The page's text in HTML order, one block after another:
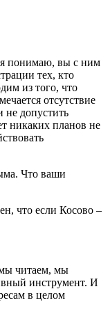
я понимаю, вы с ним
тех, кто
из того, что
отсутствие
допустить
никаких планов не
Что ваши
что если Косово –
читаем, мы
инструмент. И
в целом